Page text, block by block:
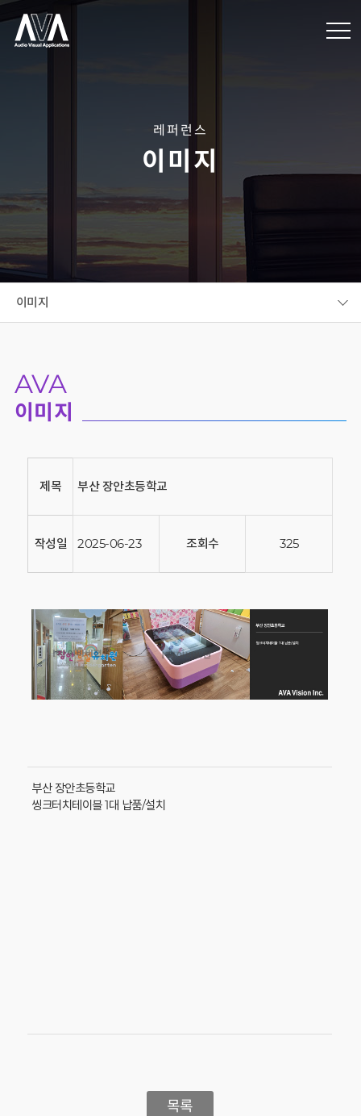
레퍼런스
이미지
이미지
AVA
이미지
제목 부산 장안초등학교
작성일 2025-06-23 조회수 325
부산 장안초등학교
씽크터치테이블 1대 납품/설치
목록